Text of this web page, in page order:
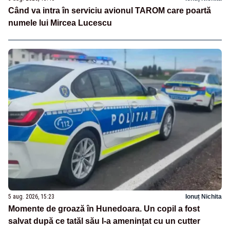
Când va intra în serviciu avionul TAROM care poartă
numele lui Mircea Lucescu
5 aug. 2026, 15:23 Ionuț Nichita
Momente de groază în Hunedoara. Un copil a fost
salvat după ce tatăl său l-a amenințat cu un cutter